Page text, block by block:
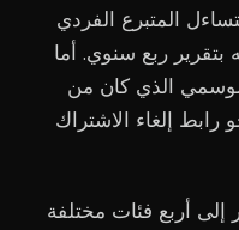
المتبرع الفردي
ربع سنوي. أما
الذي كان من
رابط إلغاء الاشتراك
أربع فئات مختلفة